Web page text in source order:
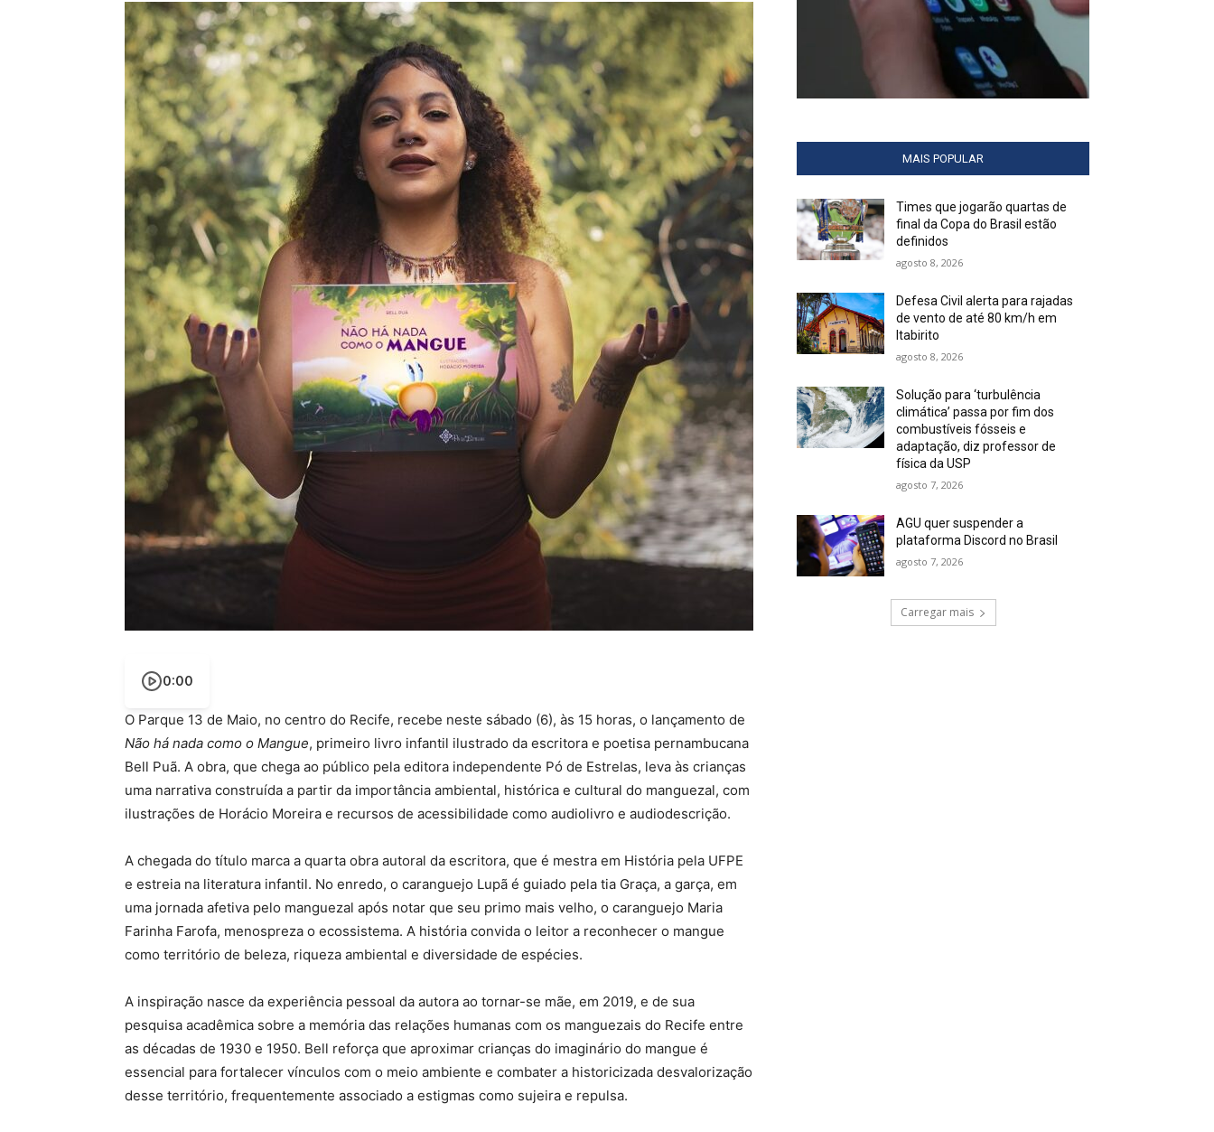
0:00
O Parque 13 de Maio, no centro do Recife, recebe neste sábado (6), às 15 horas, o lançamento de
Não há nada como o Mangue, primeiro livro infantil ilustrado da escritora e poetisa pernambucana
Bell Puã. A obra, que chega ao público pela editora independente Pó de Estrelas, leva às crianças
uma narrativa construída a partir da importância ambiental, histórica e cultural do manguezal, com
ilustrações de Horácio Moreira e recursos de acessibilidade como audiolivro e audiodescrição.
A chegada do título marca a quarta obra autoral da escritora, que é mestra em História pela UFPE
e estreia na literatura infantil. No enredo, o caranguejo Lupã é guiado pela tia Graça, a garça, em
uma jornada afetiva pelo manguezal após notar que seu primo mais velho, o caranguejo Maria
Farinha Farofa, menospreza o ecossistema. A história convida o leitor a reconhecer o mangue
como território de beleza, riqueza ambiental e diversidade de espécies.
A inspiração nasce da experiência pessoal da autora ao tornar-se mãe, em 2019, e de sua
pesquisa acadêmica sobre a memória das relações humanas com os manguezais do Recife entre
as décadas de 1930 e 1950. Bell reforça que aproximar crianças do imaginário do mangue é
essencial para fortalecer vínculos com o meio ambiente e combater a historicizada desvalorização
desse território, frequentemente associado a estigmas como sujeira e repulsa.
MAIS POPULAR
Times que jogarão quartas de
final da Copa do Brasil estão
definidos
agosto 8, 2026
Defesa Civil alerta para rajadas
de vento de até 80 km/h em
Itabirito
agosto 8, 2026
Solução para ‘turbulência
climática’ passa por fim dos
combustíveis fósseis e
adaptação, diz professor de
física da USP
agosto 7, 2026
AGU quer suspender a
plataforma Discord no Brasil
agosto 7, 2026
Carregar mais